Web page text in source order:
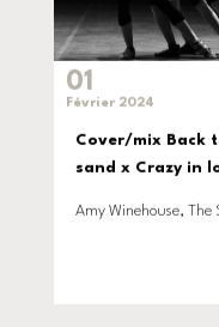
01
Février 2024
Cover/mix Back
sand x Crazy in
Amy Winehouse, The